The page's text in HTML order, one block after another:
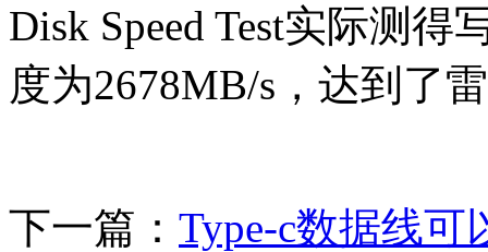
Disk Speed Test实际测
度为2678MB/s，达到了
下一篇： Type-c数据线可